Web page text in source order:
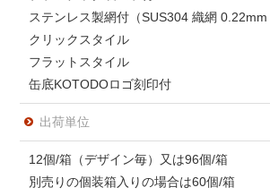
ステンレス製網付（SUS304 織網 0.22mm
クリックスタイル
フラットスタイル
缶底KOTODOロゴ刻印付
出荷単位
12個/箱（デザイン毎）又は96個/箱
別売りの個装箱入りの場合は60個/箱